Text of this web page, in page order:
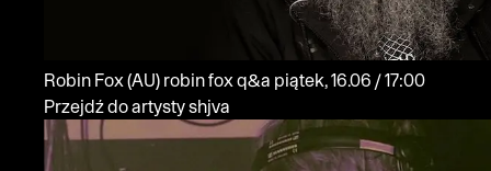
Robin Fox (AU) robin fox q&a
piątek, 16.06 / 17:00
Przejdź do artysty shjva